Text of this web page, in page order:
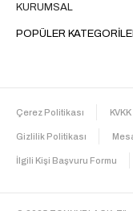
KURUMSAL
POPÜLER
Çerez Politikası
Gizlilik Politikası
İlgili Kişi Başvuru Formu